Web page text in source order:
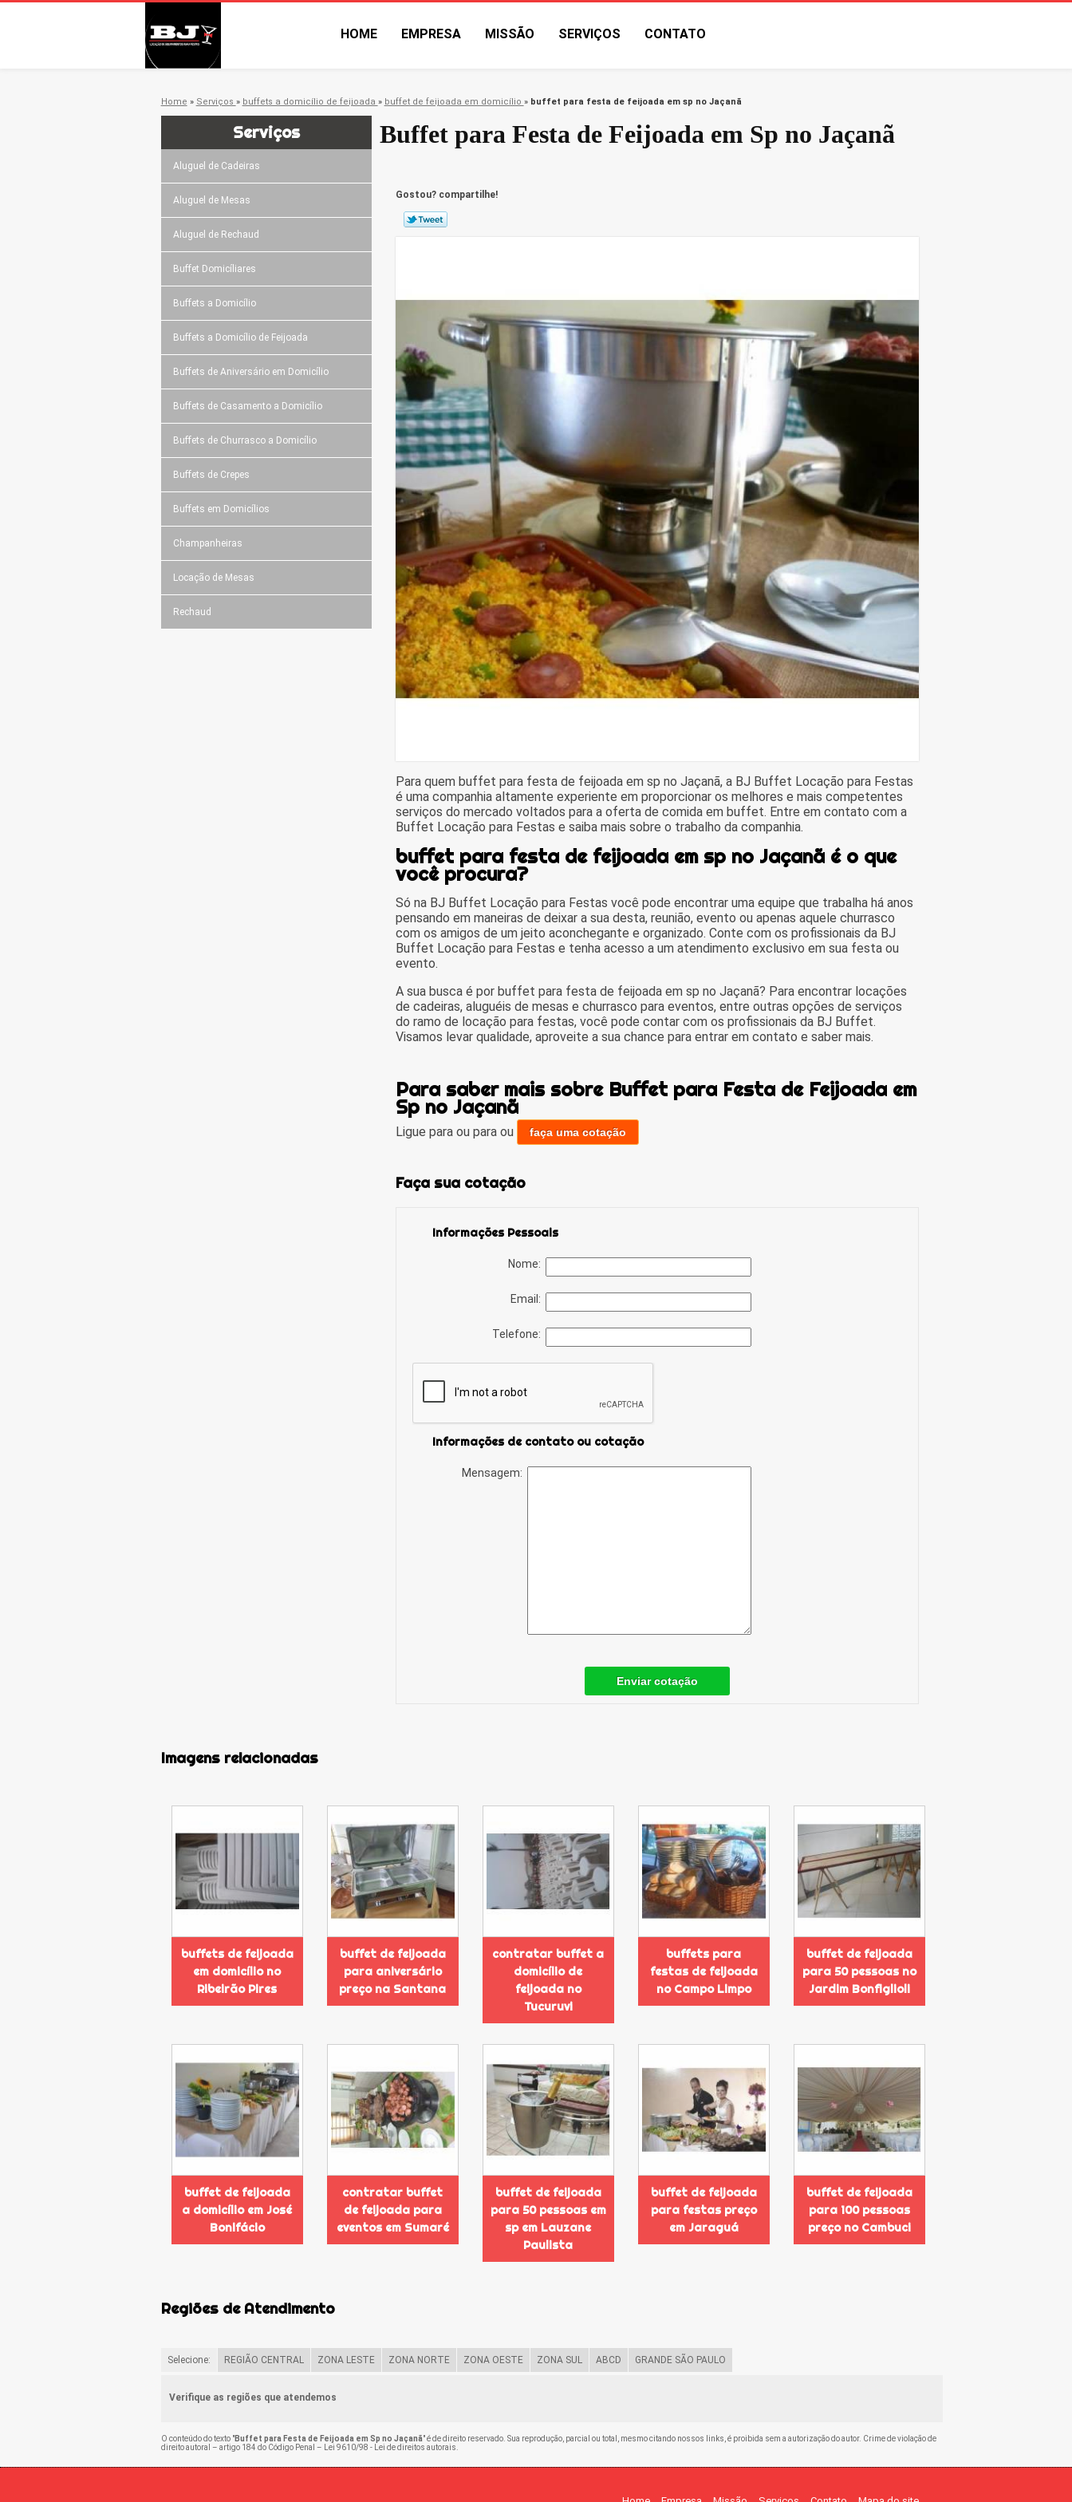
HOME EMPRESA MISSÃO SERVIÇOS CONTATO
Home » Serviços » buffets a domicílio de feijoada » buffet de feijoada em domicílio » buffet para festa de feijoada em sp no Jaçanã
Serviços
Aluguel de Cadeiras
Aluguel de Mesas
Aluguel de Rechaud
Buffet Domicíliares
Buffets a Domicílio
Buffets a Domicílio de Feijoada
Buffets de Aniversário em Domicílio
Buffets de Casamento a Domicílio
Buffets de Churrasco a Domicílio
Buffets de Crepes
Buffets em Domicílios
Champanheiras
Locação de Mesas
Rechaud
Buffet para Festa de Feijoada em Sp no Jaçanã
Gostou? compartilhe!
Para quem buffet para festa de feijoada em sp no Jaçanã, a BJ Buffet Locação para Festas
é uma companhia altamente experiente em proporcionar os melhores e mais competentes
serviços do mercado voltados para a oferta de comida em buffet. Entre em contato com a
Buffet Locação para Festas e saiba mais sobre o trabalho da companhia.
buffet para festa de feijoada em sp no Jaçanã é o que
você procura?
Só na BJ Buffet Locação para Festas você pode encontrar uma equipe que trabalha há anos
pensando em maneiras de deixar a sua desta, reunião, evento ou apenas aquele churrasco
com os amigos de um jeito aconchegante e organizado. Conte com os profissionais da BJ
Buffet Locação para Festas e tenha acesso a um atendimento exclusivo em sua festa ou
evento.
A sua busca é por buffet para festa de feijoada em sp no Jaçanã? Para encontrar locações
de cadeiras, aluguéis de mesas e churrasco para eventos, entre outras opções de serviços
do ramo de locação para festas, você pode contar com os profissionais da BJ Buffet.
Visamos levar qualidade, aproveite a sua chance para entrar em contato e saber mais.
Para saber mais sobre Buffet para Festa de Feijoada em
Sp no Jaçanã
Ligue para ou para ou faça uma cotação
Faça sua cotação
Informações Pessoais
Nome:
Email:
Telefone:
Informações de contato ou cotação
Mensagem:
Enviar cotação
Imagens relacionadas
buffets de feijoada
em domicílio no
Ribeirão Pires
buffet de feijoada
para aniversário
preço na Santana
contratar buffet a
domicílio de
feijoada no
Tucuruvi
buffets para
festas de feijoada
no Campo Limpo
buffet de feijoada
para 50 pessoas no
Jardim Bonfiglioli
buffet de feijoada
a domicílio em José
Bonifácio
contratar buffet
de feijoada para
eventos em Sumaré
buffet de feijoada
para 50 pessoas em
sp em Lauzane
Paulista
buffet de feijoada
para festas preço
em Jaraguá
buffet de feijoada
para 100 pessoas
preço no Cambuci
Regiões de Atendimento
Selecione: REGIÃO CENTRAL ZONA LESTE ZONA NORTE ZONA OESTE ZONA SUL ABCD GRANDE SÃO PAULO
Verifique as regiões que atendemos
O conteúdo do texto "Buffet para Festa de Feijoada em Sp no Jaçanã" é de direito reservado. Sua reprodução, parcial ou total, mesmo citando nossos links, é proibida sem a autorização do autor. Crime de violação de
direito autoral – artigo 184 do Código Penal –
Lei 9610/98 - Lei de direitos autorais